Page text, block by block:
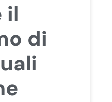
il
di